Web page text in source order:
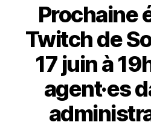
Prochaine
Twitch de
17 juin à
agent·es